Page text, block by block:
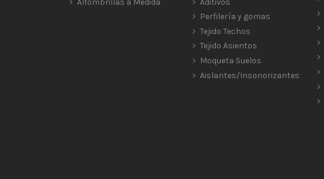
Perfilería y gomas
Tejido Techos
Tejido Asientos
Moqueta Suelos
Aislantes/Insonorizantes